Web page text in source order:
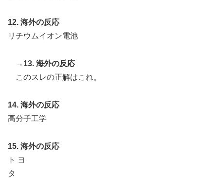
12. 海外の反応
リチウムイオン電池
→13. 海外の反応
このスレの正解はこれ。
14. 海外の反応
高分子工学
15. 海外の反応
ト ヨ
タ